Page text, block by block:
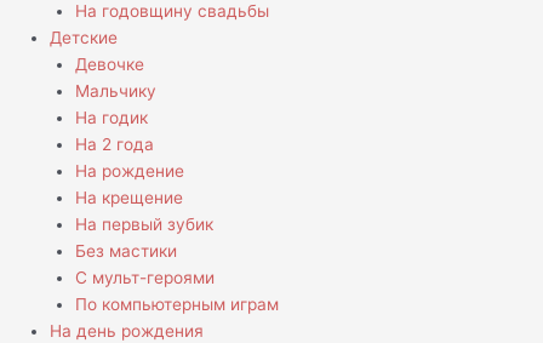
На годовщину свадьбы
Детские
Девочке
Мальчику
На годик
На 2 года
На рождение
На крещение
На первый зубик
Без мастики
С мульт-героями
По компьютерным играм
На день рождения